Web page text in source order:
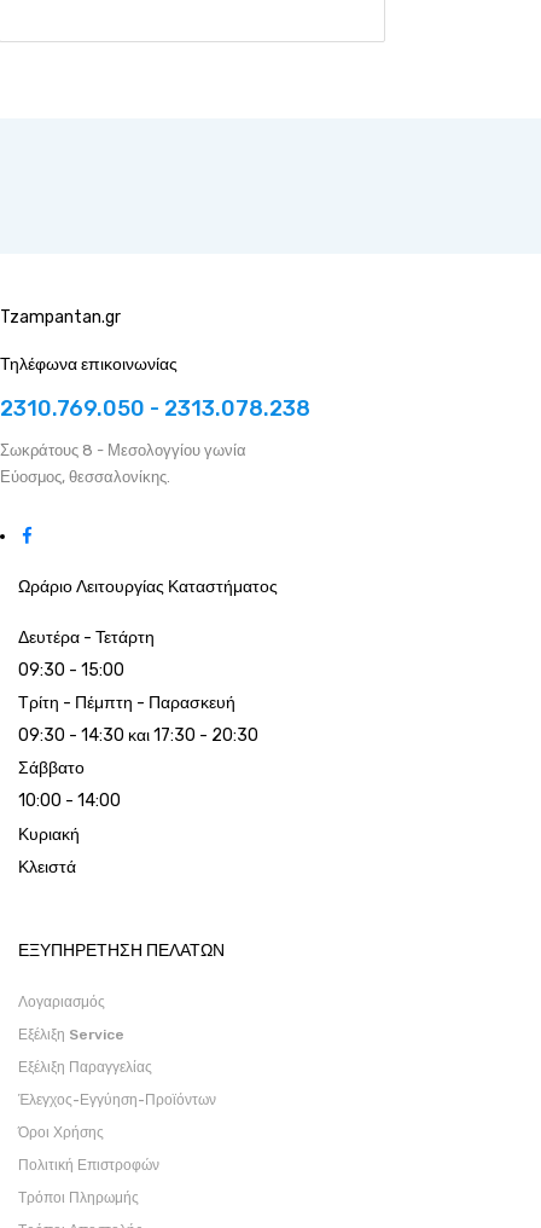
Tzampantan.gr
Τηλέφωνα επικοινωνίας
2310.769.050 - 2313.078.238
Σωκράτους 8 - Μεσολογγίου γωνία
Εύοσμος, θεσσαλονίκης.
Ωράριο Λειτουργίας Καταστήματος
Δευτέρα - Τετάρτη
09:30 - 15:00
Τρίτη - Πέμπτη - Παρασκευή
09:30 - 14:30 και 17:30 - 20:30
Σάββατο
10:00 - 14:00
Κυριακή
Κλειστά
ΕΞΥΠΗΡΕΤΗΣΗ ΠΕΛΑΤΩΝ
Λογαριασμός
Εξέλιξη Service
Εξέλιξη Παραγγελίας
Έλεγχος-Εγγύηση-Προϊόντων
Όροι Χρήσης
Πολιτική Επιστροφών
Τρόποι Πληρωμής